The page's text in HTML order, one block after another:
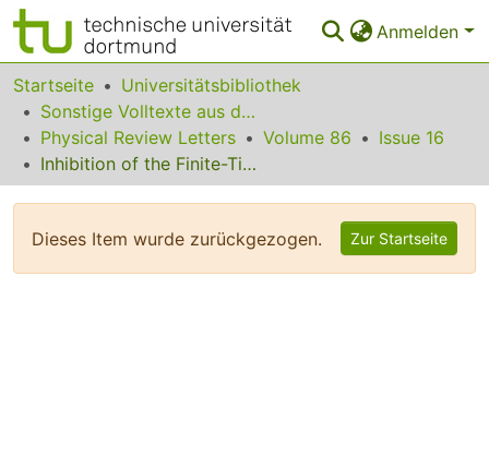
Anmelden
Bereiche & Sammlungen
Das gesamte Repositorium
Statistiken
Startseite
Universitätsbibliothek
Sonstige Volltexte aus dem Bibliotheksangebot
Physical Review Letters
Volume 86
Issue 16
Inhibition of the Finite-Time Singularity during Droplet Fission of a Polymeric Fluid
Dieses Item wurde zurückgezogen. Zur Startseite